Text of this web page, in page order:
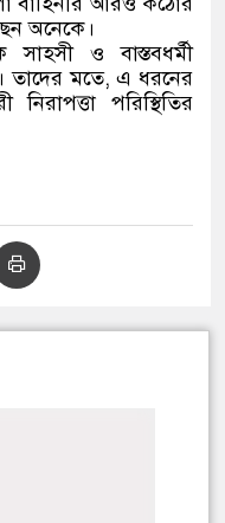
অনেকে।
ও বাস্তবধর্মী
তাদের মতে, এ ধরনের
পরিস্থিতির